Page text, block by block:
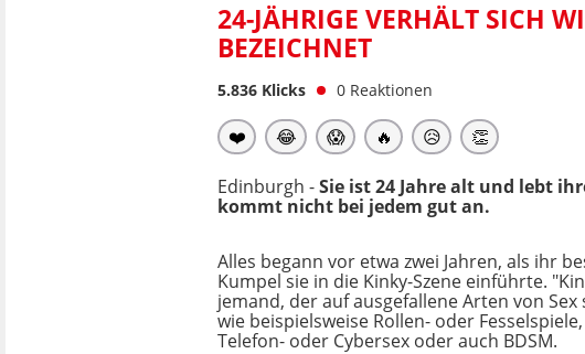
24-JÄHRIGE VERHÄLT SICH
BEZEICHNET
5.836 Klicks 0 Reaktionen
❤️ 😂 😱 🔥 😥 👏
Edinburgh -Sie ist 24 Jahre alt und lebt
kommt nicht bei jedem gut an.
Alles begann vor etwa zwei Jahren, als ihr
Kumpel sie in die Kinky-Szene einführte.
jemand, der auf ausgefallene Arten von Sex
wie beispielsweise Rollen- oder Fesselspiele,
Telefon- oder Cybersex oder auch BDSM.